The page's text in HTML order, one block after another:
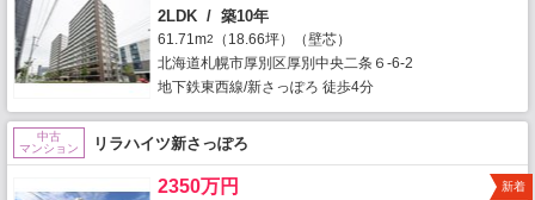
2LDK / 築10年
61.71m2
（18.66坪）（壁芯）
北海道札幌市厚別区厚別中央二条６-6-2
地下鉄東西線/新さっぽろ 徒歩4分
中古
マンション
リラハイツ新さっぽろ
2350万円 新着